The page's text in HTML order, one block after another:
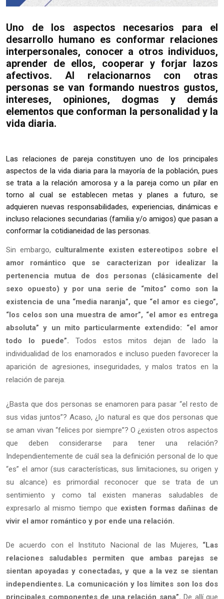
Uno de los aspectos necesarios para el
desarrollo humano es conformar relaciones
interpersonales, conocer a otros individuos,
aprender de ellos, cooperar y forjar lazos
afectivos. Al relacionarnos con otras
personas se van formando nuestros gustos,
intereses, opiniones, dogmas y demás
elementos que conforman la personalidad y la
vida diaria.
Las relaciones de pareja constituyen uno de los principales
aspectos de la vida diaria para la mayoría de la población, pues
se trata a la relación amorosa y a la pareja como un pilar en
torno al cual se establecen metas y planes a futuro, se
adquieren nuevas responsabilidades, experiencias, dinámicas e
incluso relaciones secundarias (familia y/o amigos) que pasan a
conformar la cotidianeidad de las personas.
Sin embargo, culturalmente existen estereotipos sobre el
amor romántico que se caracterizan por idealizar la
pertenencia mutua de dos personas (clásicamente del
sexo opuesto) y por una serie de “mitos” como son la
existencia de una “media naranja”, que “el amor es ciego”,
“los celos son una muestra de amor”, “el amor es entrega
absoluta” y un mito particularmente extendido: “el amor
todo lo puede”. Todos estos mitos dejan de lado la
individualidad de los enamorados e incluso pueden favorecer la
aparición de agresiones, inseguridades, y malos tratos en la
relación de pareja.
¿Basta que dos personas se enamoren para pasar “el resto de
sus vidas juntos”? Acaso, ¿lo natural es que dos personas que
se aman vivan “felices por siempre”? O ¿existen otros aspectos
que deben considerarse para tener una relación?
Independientemente de cuál sea la definición personal de lo que
“es” el amor (sus características, sus limitaciones, su origen y
su alcance) es primordial reconocer que se trata de un
sentimiento y como tal existen maneras saludables de
expresarlo al mismo tiempo que existen formas dañinas de
vivir el amor romántico y por ende una relación.
De acuerdo con el Instituto Nacional de las Mujeres, “Las
relaciones saludables permiten que ambas parejas se
sientan apoyadas y conectadas, y que a la vez se sientan
independientes. La comunicación y los límites son los dos
principales componentes de una relación sana”. De allí que